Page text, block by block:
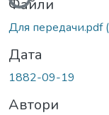
Файли
Для передачи.pdf
Дата
1882-09-19
Автори